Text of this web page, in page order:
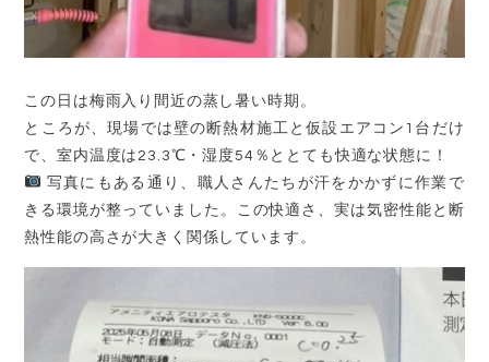
この日は梅雨入り間近の蒸し暑い時期。
ところが、現場では壁の断熱材施工と仮設エアコン1台だけ
で、室内温度は23.3℃・湿度54％ととても快適な状態に！
写真にもある通り、職人さんたちが汗をかかずに作業で
きる環境が整っていました。この快適さ、実は気密性能と断
熱性能の高さが大きく関係しています。